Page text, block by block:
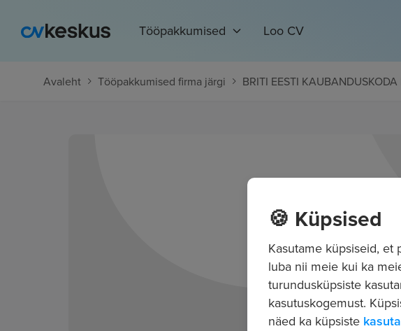
Tööpakkumised Loo CV
Avaleht Tööpakkumised firma järgi BRITI EESTI KAUBANDUSKODA
🍪 Küpsised
Kasutame küpsiseid, et
luba nii meie kui ka
turundusküpsiste
kasutuskogemust.
näed ka küpsiste